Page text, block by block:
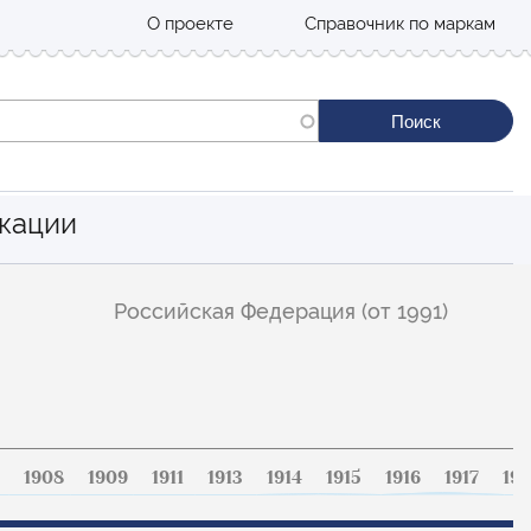
О проекте Справочник по маркам
Российская Федерация (от 1991)
1908 1909 1911 1913 1914 1915 1916 1917